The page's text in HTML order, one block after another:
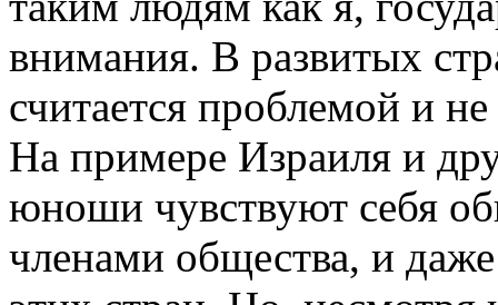
внимания. В развитых
считается проблемой и
На примере Израиля и
юноши чувствуют себя
членами общества, и